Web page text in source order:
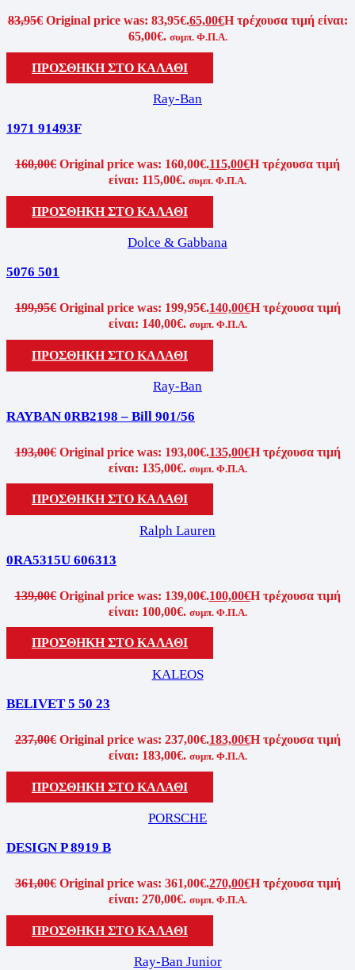
83,95€ Original price was: 83,95€.65,00€Η τρέχουσα τιμή είναι:
65,00€. συμπ. Φ.Π.Α.
ΠΡΟΣΘΗΚΗ ΣΤΟ ΚΑΛΑΘΙ
Ray-Ban
1971 91493F
160,00€ Original price was: 160,00€.115,00€Η τρέχουσα τιμή
είναι: 115,00€. συμπ. Φ.Π.Α.
ΠΡΟΣΘΗΚΗ ΣΤΟ ΚΑΛΑΘΙ
Dolce & Gabbana
5076 501
199,95€ Original price was: 199,95€.140,00€Η τρέχουσα τιμή
είναι: 140,00€. συμπ. Φ.Π.Α.
ΠΡΟΣΘΗΚΗ ΣΤΟ ΚΑΛΑΘΙ
Ray-Ban
RAYBAN 0RB2198 – Bill 901/56
193,00€ Original price was: 193,00€.135,00€Η τρέχουσα τιμή
είναι: 135,00€. συμπ. Φ.Π.Α.
ΠΡΟΣΘΗΚΗ ΣΤΟ ΚΑΛΑΘΙ
Ralph Lauren
0RA5315U 606313
139,00€ Original price was: 139,00€.100,00€Η τρέχουσα τιμή
είναι: 100,00€. συμπ. Φ.Π.Α.
ΠΡΟΣΘΗΚΗ ΣΤΟ ΚΑΛΑΘΙ
KALEOS
BELIVET 5 50 23
237,00€ Original price was: 237,00€.183,00€Η τρέχουσα τιμή
είναι: 183,00€. συμπ. Φ.Π.Α.
ΠΡΟΣΘΗΚΗ ΣΤΟ ΚΑΛΑΘΙ
PORSCHE
DESIGN P 8919 B
361,00€ Original price was: 361,00€.270,00€Η τρέχουσα τιμή
είναι: 270,00€. συμπ. Φ.Π.Α.
ΠΡΟΣΘΗΚΗ ΣΤΟ ΚΑΛΑΘΙ
Ray-Ban Junior